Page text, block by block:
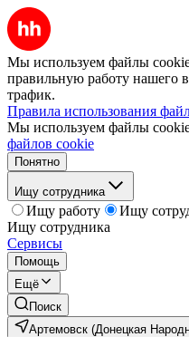
Мы используем файлы
правильную работу нашего
трафик.
Правила использования
Мы используем файлы
файлов cookie
Понятно
Ищу сотрудника
Ищу работу
Ищу
Ищу сотрудника
Сервисы
Помощь
Ещё
Поиск
Артемовск (Донецкая